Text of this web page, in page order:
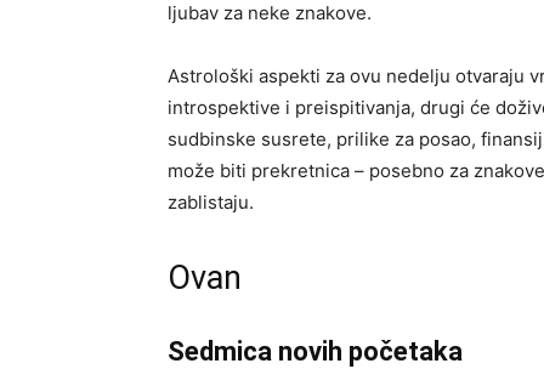
ljubav za neke znakove.
Astrološki aspekti za ovu nedelju otvaraju
introspektive i preispitivanja, drugi će
sudbinske susrete, prilike za posao,
može biti prekretnica – posebno za
zablistaju.
Ovan
Sedmica novih početaka